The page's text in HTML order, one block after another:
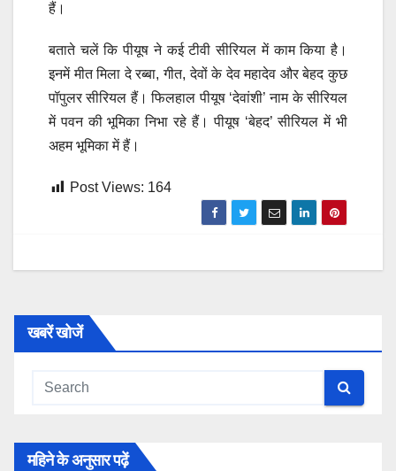
हैं।
बताते चलें कि पीयूष ने कई टीवी सीरियल में काम किया है।
इनमें मीत मिला दे रब्बा, गीत, देवों के देव महादेव और बेहद कुछ
पॉपुलर सीरियल हैं। फिलहाल पीयूष ‘देवांशी’ नाम के सीरियल
में पवन की भूमिका निभा रहे हैं। पीयूष ‘बेहद’ सीरियल में भी
अहम भूमिका में हैं।
Post Views: 164
खबरें खोजें
महिने के अनुसार पढ़ें